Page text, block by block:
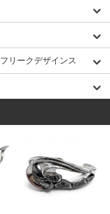
リークデザインス